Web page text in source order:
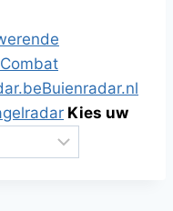
Combat
Buienradar.nl
Kies uw